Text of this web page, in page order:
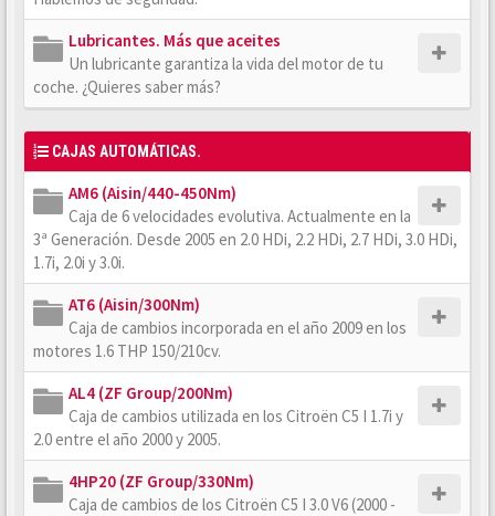
Lubricantes. Más que aceites
Un lubricante garantiza la vida del motor de tu
coche. ¿Quieres saber más?
CAJAS AUTOMÁTICAS.
AM6 (Aisin/440-450Nm)
Caja de 6 velocidades evolutiva. Actualmente en la
3ª Generación. Desde 2005 en 2.0 HDi, 2.2 HDi, 2.7 HDi, 3.0 HDi,
1.7i, 2.0i y 3.0i.
AT6 (Aisin/300Nm)
Caja de cambios incorporada en el año 2009 en los
motores 1.6 THP 150/210cv.
AL4 (ZF Group/200Nm)
Caja de cambios utilizada en los Citroën C5 I 1.7i y
2.0 entre el año 2000 y 2005.
4HP20 (ZF Group/330Nm)
Caja de cambios de los Citroën C5 I 3.0 V6 (2000 -